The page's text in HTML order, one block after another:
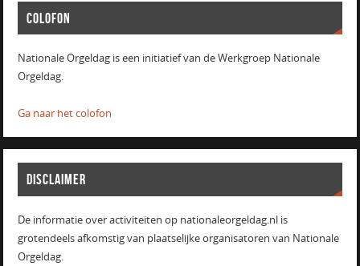
COLOFON
Nationale Orgeldag is een initiatief van de Werkgroep Nationale
Orgeldag.
Ga naar het colofon
DISCLAIMER
De informatie over activiteiten op nationaleorgeldag.nl is
grotendeels afkomstig van plaatselijke organisatoren van Nationale
Orgeldag.